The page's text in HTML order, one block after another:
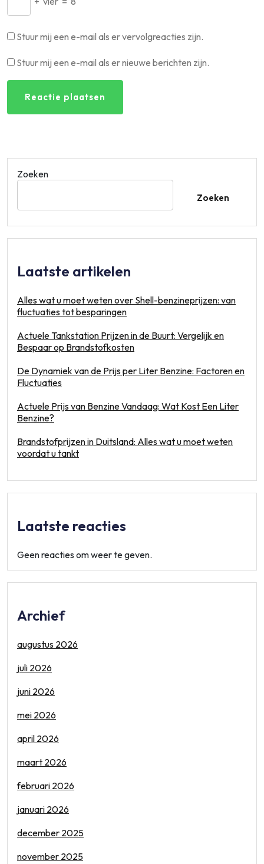
Stuur mij een e-mail als er vervolgreacties zijn.
Stuur mij een e-mail als er nieuwe berichten zijn.
Zoeken
Zoeken
Laatste artikelen
Alles wat u moet weten over Shell-benzineprijzen: van
fluctuaties tot besparingen
Actuele Tankstation Prijzen in de Buurt: Vergelijk en
Bespaar op Brandstofkosten
De Dynamiek van de Prijs per Liter Benzine: Factoren en
Fluctuaties
Actuele Prijs van Benzine Vandaag: Wat Kost Een Liter
Benzine?
Brandstofprijzen in Duitsland: Alles wat u moet weten
voordat u tankt
Laatste reacties
Geen reacties om weer te geven.
Archief
augustus 2026
juli 2026
juni 2026
mei 2026
april 2026
maart 2026
februari 2026
januari 2026
december 2025
november 2025